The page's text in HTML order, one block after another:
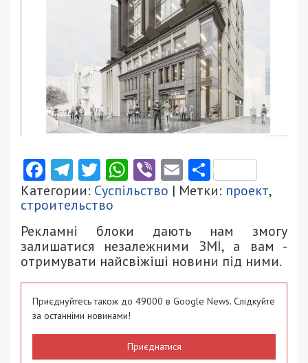
Facebook
Telegram
Twitter
WhatsApp
ViberEmail
Категории: Суспільство | Метки: проект,
строительство
Рекламні блоки дають нам змогу
залишатися незалежними ЗМІ, а вам -
отримувати найсвіжіші новини під ними.
Приєднуйтесь також до 49000 в Google News. Слідкуйте
за останніми новинами!
Приєднатися